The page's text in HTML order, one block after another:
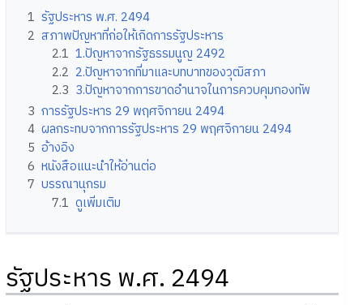
1 รัฐประหาร พ.ศ. 2494
2 สภาพปัญหาที่ก่อให้เกิดการรัฐประหาร
2.1 1.ปัญหาจากรัฐธรรมนูญ 2492
2.2 2.ปัญหาจากที่มาและบทบาทของวุฒิสภา
2.3 3.ปัญหาจากการขาดอำนาจในการควบคุมกองทัพ
3 การรัฐประหาร 29 พฤศจิกายน 2494
4 ผลกระทบจากการรัฐประหาร 29 พฤศจิกายน 2494
5 อ้างอิง
6 หนังสือแนะนำให้อ่านต่อ
7 บรรณานุกรม
7.1 ดูเพิ่มเติม
รัฐประหาร พ.ศ. 2494